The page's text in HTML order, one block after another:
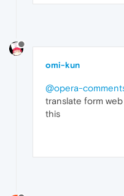
omi-kun
@opera-
translate form
this